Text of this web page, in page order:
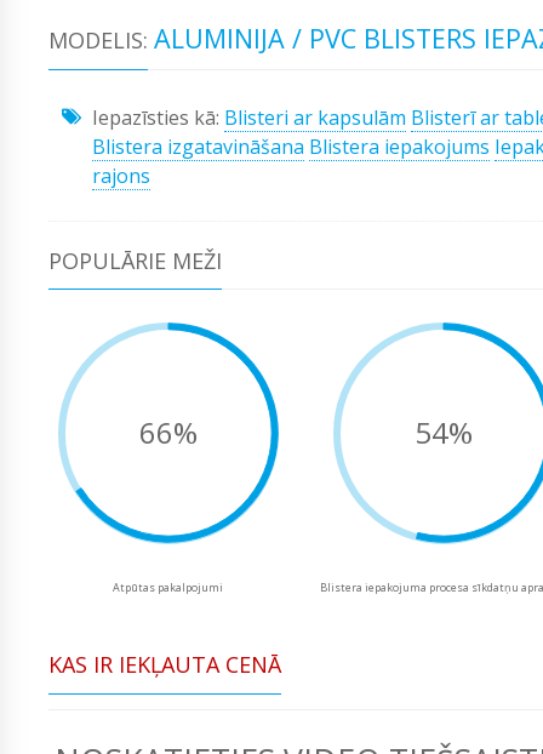
MODELIS: ALUMINIJA / PVC BLISTERS
Iepazīsties kā: Blisteri ar kapsulām Blisterī ar
Blistera izgatavināšana Blistera iepakojums
rajons
POPULĀRIE MEŽI
66%
Atpūtas pakalpojumi
54%
Blistera iepakojuma procesa sīkdatņu
KAS IR IEKĻAUTA CENĀ